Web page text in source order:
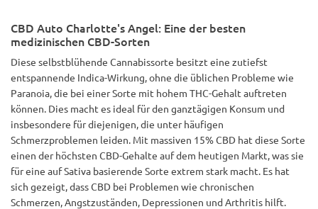
CBD Auto Charlotte's Angel: Eine der besten
medizinischen CBD-Sorten
Diese selbstblühende Cannabissorte besitzt eine zutiefst
entspannende Indica-Wirkung, ohne die üblichen Probleme wie
Paranoia, die bei einer Sorte mit hohem THC-Gehalt auftreten
können. Dies macht es ideal für den ganztägigen Konsum und
insbesondere für diejenigen, die unter häufigen
Schmerzproblemen leiden. Mit massiven 15% CBD hat diese Sorte
einen der höchsten CBD-Gehalte auf dem heutigen Markt, was sie
für eine auf Sativa basierende Sorte extrem stark macht. Es hat
sich gezeigt, dass CBD bei Problemen wie chronischen
Schmerzen, Angstzuständen, Depressionen und Arthritis hilft.